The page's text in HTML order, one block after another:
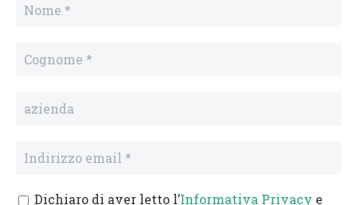
Dichiaro di aver letto l’Informativa Privacy e
28921 Verbania
CONTATTI